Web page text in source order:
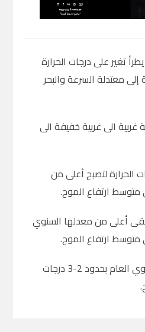
تغير على درجات الحرارة
غربية خفيفة إلى معتدلة السرعة والبحر
الى غربية خفيفة الى
الحرارة لتصبح أعلى من
.
أعلى من معدلها السنوي
.
والسبت المقبل، يكون الجو غائما جزئيا الى صاف، ويطرأ انخفاض على درجات الحرارة مع بقائها أعلى من معدلها السنوي العام بحدود 2-3 درجات